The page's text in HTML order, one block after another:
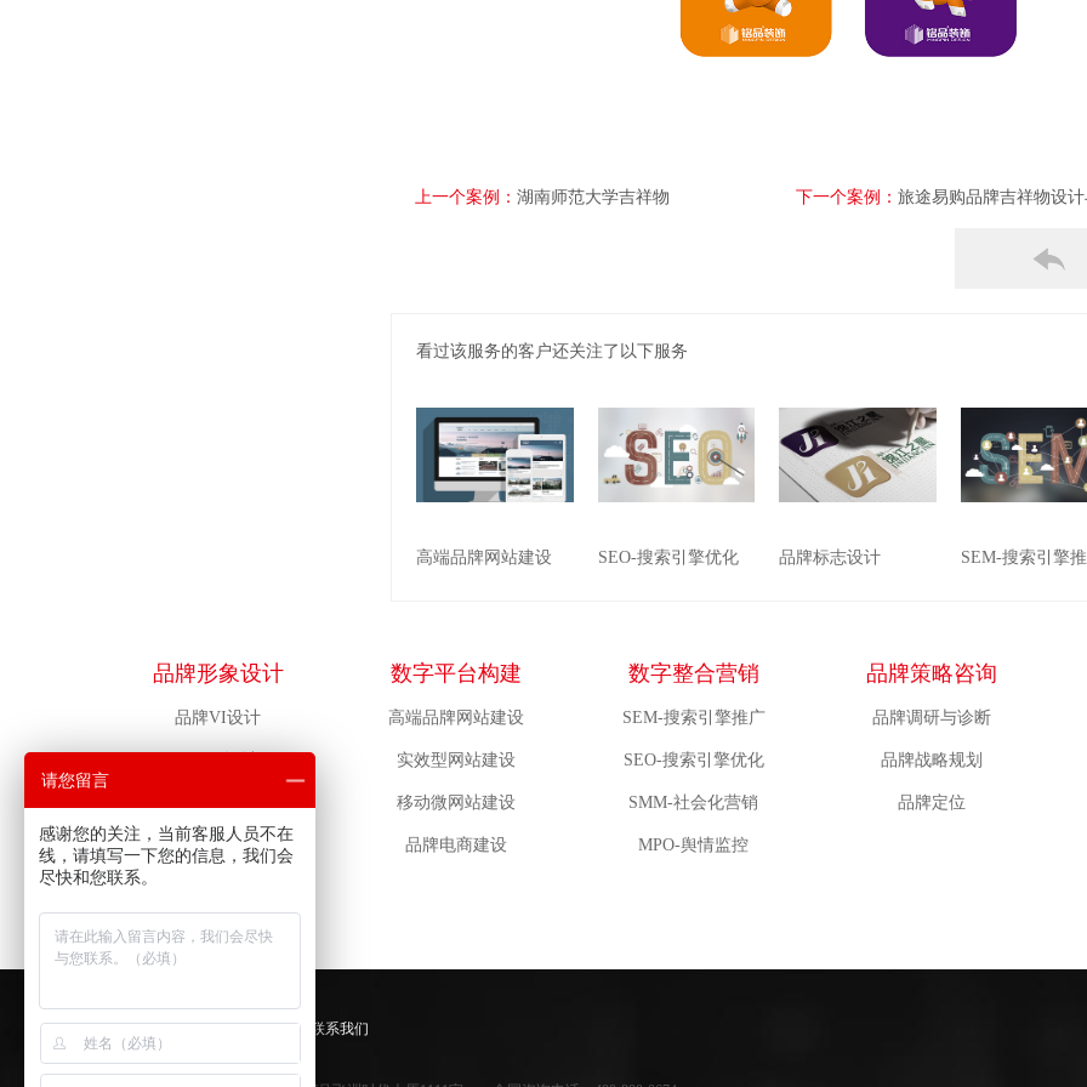
上一个案例： 湖南师范大学吉祥物 下一个案例： 旅途易购品牌吉祥物设
看过该服务的客户还关注了以下服务
高端品牌网站建设 SEO-搜索引擎优化 品牌标志设计 SEM-搜索引擎
品牌形象设计
品牌VI设计
吉祥物设计
数字平台构建
高端品牌网站建设
实效型网站建设
移动微网站建设
品牌电商建设
数字整合营销
SEM-搜索引擎推广
SEO-搜索引擎优化
SMM-社会化营销
MPO-舆情监控
品牌策略咨询
品牌调研与诊断
品牌战略规划
品牌定位
首页 | 法律声明 | 网站地图 | 联系我们
上海助腾传播
请您留言
感谢您的关注，当前客服人员不在
线，请填写一下您的信息，我们会
尽快和您联系。